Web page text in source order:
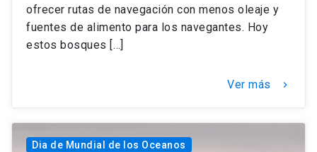
ofrecer rutas de navegación con menos oleaje y
fuentes de alimento para los navegantes. Hoy
estos bosques […]
Ver más keyboard_arrow_right
Dia de Mundial de los Oceanos